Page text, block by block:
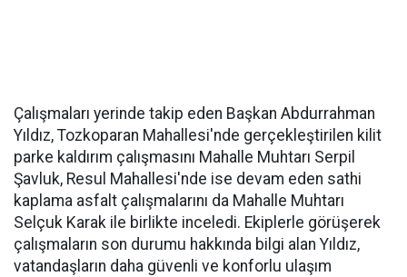
Çalışmaları yerinde takip eden Başkan Abdurrahman
Yıldız, Tozkoparan Mahallesi'nde gerçekleştirilen kilit
parke kaldırım çalışmasını Mahalle Muhtarı Serpil
Şavluk, Resul Mahallesi'nde ise devam eden sathi
kaplama asfalt çalışmalarını da Mahalle Muhtarı
Selçuk Karak ile birlikte inceledi. Ekiplerle görüşerek
çalışmaların son durumu hakkında bilgi alan Yıldız,
vatandaşların daha güvenli ve konforlu ulaşım